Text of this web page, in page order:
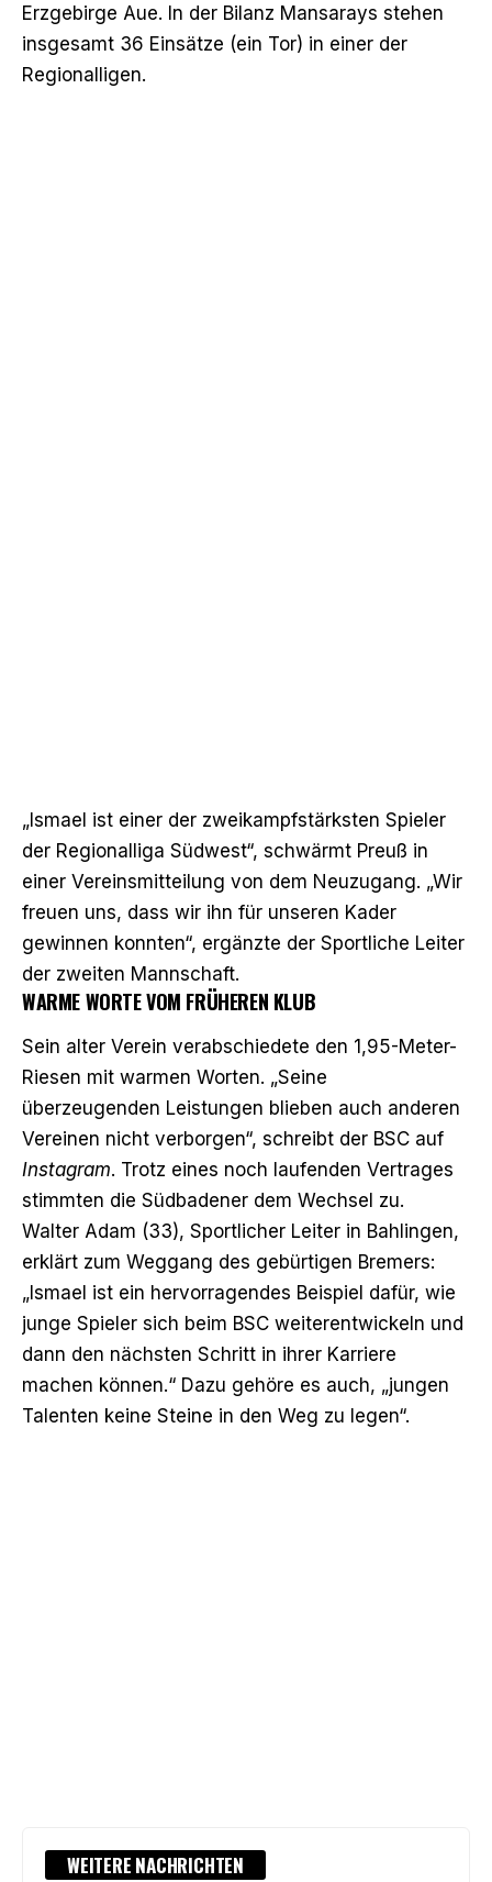
Erzgebirge Aue. In der Bilanz Mansarays stehen
insgesamt 36 Einsätze (ein Tor) in einer der
Regionalligen.
„Ismael ist einer der zweikampfstärksten Spieler
der Regionalliga Südwest“, schwärmt Preuß in
einer Vereinsmitteilung von dem Neuzugang. „Wir
freuen uns, dass wir ihn für unseren Kader
gewinnen konnten“, ergänzte der Sportliche Leiter
der zweiten Mannschaft.
WARME WORTE VOM FRÜHEREN KLUB
Sein alter Verein verabschiedete den 1,95-Meter-
Riesen mit warmen Worten. „Seine
überzeugenden Leistungen blieben auch anderen
Vereinen nicht verborgen“, schreibt der BSC auf
Instagram. Trotz eines noch laufenden Vertrages
stimmten die Südbadener dem Wechsel zu.
Walter Adam (33), Sportlicher Leiter in Bahlingen,
erklärt zum Weggang des gebürtigen Bremers:
„Ismael ist ein hervorragendes Beispiel dafür, wie
junge Spieler sich beim BSC weiterentwickeln und
dann den nächsten Schritt in ihrer Karriere
machen können.“ Dazu gehöre es auch, „jungen
Talenten keine Steine in den Weg zu legen“.
WEITERE NACHRICHTEN